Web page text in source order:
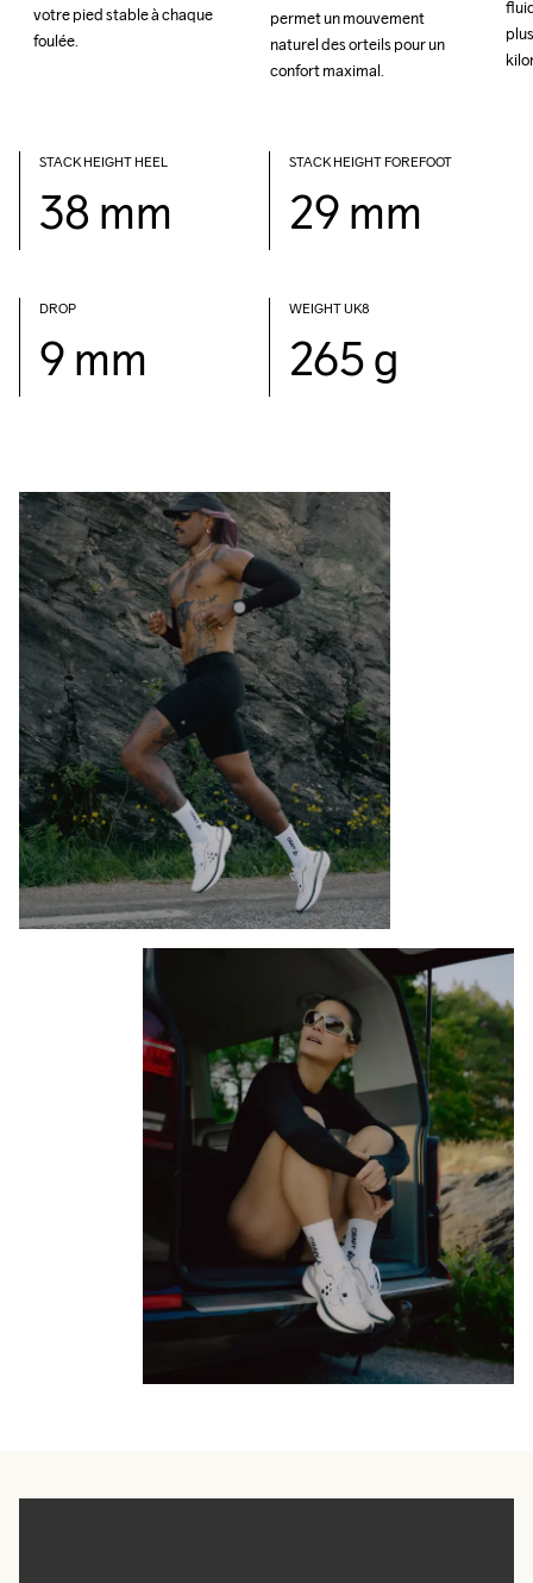
votre pied stable à chaque
foulée.
votre pied stable à chaque
foulée.
permet un mouvement
naturel des orteils pour un
confort maximal.
permet un mouvement
naturel des orteils pour un
confort maximal.
STACK HEIGHT HEEL
38 mm
STACK HEIGHT FOREFOOT
29 mm
DROP
9 mm
WEIGHT UK8
265 g